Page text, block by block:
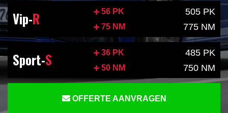
Vip-R 56 PK 505 PK
75 NM 775 NM
Sport-S 36 PK 485 PK
50 NM 750 NM
OFFERTE AANVRAGEN